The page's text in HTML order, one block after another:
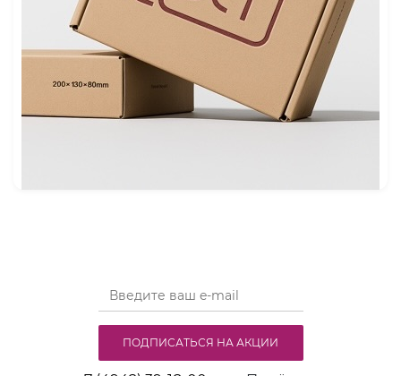
ПОДПИСАТЬСЯ НА АКЦИИ